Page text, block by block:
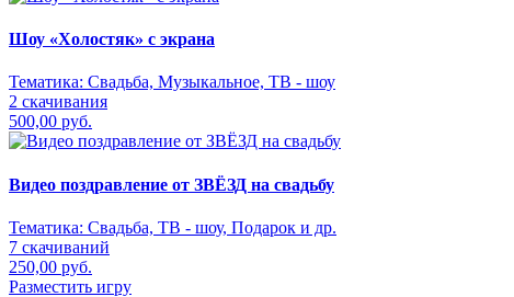
Шоу «Холостяк» с экрана
Тематика: Свадьба, Музыкальное, ТВ - шоу
2 скачивания
500,00 руб.
Видео поздравление от ЗВЁЗД на свадьбу
Тематика: Свадьба, ТВ - шоу, Подарок и др.
7 скачиваний
250,00 руб.
Разместить игру